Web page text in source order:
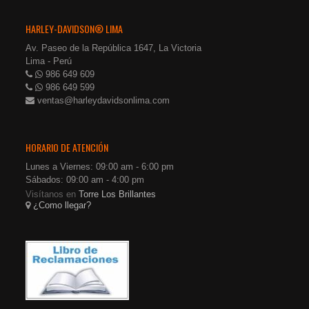
HARLEY-DAVIDSON® LIMA
Av. Paseo de la República 1647, La Victoria
Lima - Perú
986 649 609
986 649 599
ventas@harleydavidsonlima.com
HORARIO DE ATENCIÓN
Lunes a Viernes: 09:00 am - 6:00 pm
Sábados: 09:00 am - 4:00 pm
Visítanos enTorre Los Brillantes
¿Como llegar?